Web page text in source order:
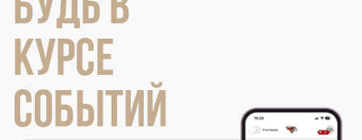
БУДЬ В
КУРСЕ
СОБЫТИЙ